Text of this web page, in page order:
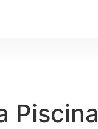
Piscina